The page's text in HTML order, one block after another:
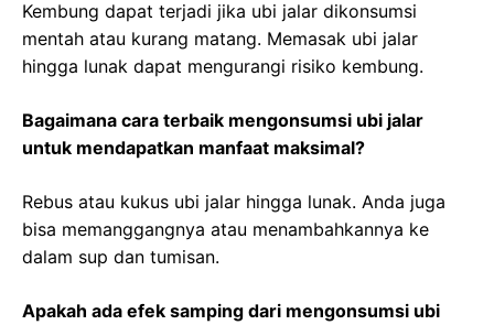
Kembung dapat terjadi jika ubi jalar dikonsumsi
mentah atau kurang matang. Memasak ubi jalar
hingga lunak dapat mengurangi risiko kembung.
Bagaimana cara terbaik mengonsumsi ubi jalar
untuk mendapatkan manfaat maksimal?
Rebus atau kukus ubi jalar hingga lunak. Anda juga
bisa memanggangnya atau menambahkannya ke
dalam sup dan tumisan.
Apakah ada efek samping dari mengonsumsi ubi